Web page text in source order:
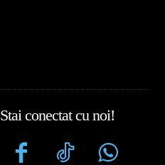
Stai conectat cu noi!